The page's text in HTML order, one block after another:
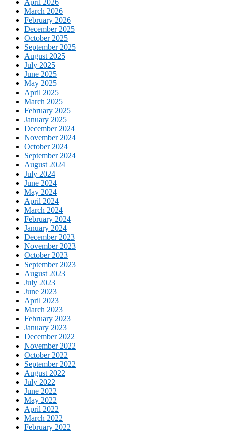
March 2026
February 2026
December 2025
October 2025
September 2025
August 2025
July 2025
June 2025
May 2025
April 2025
March 2025
February 2025
January 2025
December 2024
November 2024
October 2024
September 2024
August 2024
July 2024
June 2024
May 2024
April 2024
March 2024
February 2024
January 2024
December 2023
November 2023
October 2023
September 2023
August 2023
July 2023
June 2023
April 2023
March 2023
February 2023
January 2023
December 2022
November 2022
October 2022
September 2022
August 2022
July 2022
June 2022
May 2022
April 2022
March 2022
February 2022